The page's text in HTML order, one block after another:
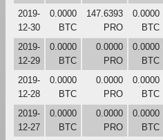
2019-
12-30
0.0000
BTC
147.6393
PRO
0.0000
BTC
2019-
12-29
0.0000
BTC
0.0000
PRO
0.0000
BTC
2019-
12-28
0.0000
BTC
0.0000
PRO
0.0000
BTC
2019-
12-27
0.0000
BTC
0.0000
PRO
0.0000
BTC